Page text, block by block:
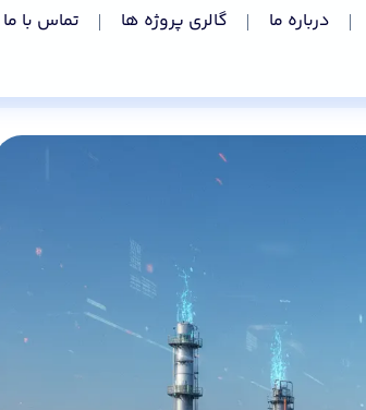
درباره ما گالری پروژه ها تماس با ما